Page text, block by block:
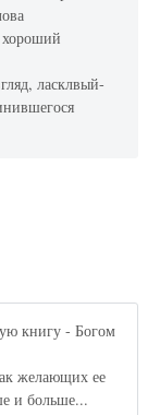
ласклвый-
книгу - Богом
желающих ее
и больше...